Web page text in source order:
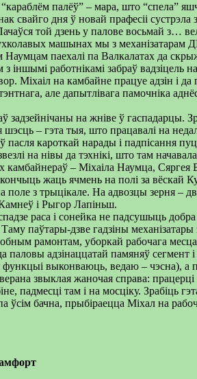
палёў” – мара, што “спела”
свайго дня ў новай прафесіі сустрэла
той дзень у палове восьмай з…
машынах мы з механізатарам
Наумцам паехалі па Валкалатах да
з іншымі работнікамі забраў вадзіцель на
Міхаіл на камбайне працуе адзін і да
але дапытлівага памочніка
задзейнічаны на жніве ў гаспадарцы.
шэсць – гэта тыя, што працавалі на
пасля кароткай нарады і падпісання
на нівы да тэхнікі, што там
камбайнераў – Міхаіла Наумца, Сяргея
жаць ячмень на полі за вёскай
поле з трыцікале. На адвозцы зерня –
і Рыгор Лапіньш.
раса і сонейка не падсушыць
паўтары-дзве гадзіны
рамонтам, уборкай рабочага
паловы адзінаццатай памяняў сегмент
функцыі выконваюць, ведаю – чэсна), а
звыклая жаночая справа:
падмесці там і на мосціку. Зрабіць
ўсім бачна, прыбіраецца Міхал на